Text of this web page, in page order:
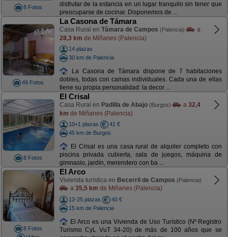
8 Fotos
disfrutar de la estancia en un lugar tranquilo sin tener que
preocuparse de cocinar. Disponemos de ...
49 Fotos
La Casona de Támara
Casa Rural en Támara de Campos (Palencia)
a
28,3 km de Miñanes (Palencia)
14 plazas
30 km de Palencia
La Casona de Támara dispone de 7 habitaciones
dobles, todas con camas individuales. Cada una de ellas
tiene su propia personalidad: la decor ...
8 Fotos
El Crisal
Casa Rural en Padilla de Abajo (Burgos) a 32,4
km de Miñanes (Palencia)
10+1 plazas
41 €
45 km de Burgos
El Crisal es una casa rural de alquiler completo con
piscina privada cubierta, sala de juegos, máquina de
gimnasio, jardín, merendero con ba ...
8 Fotos
El Arco
Vivienda turística en Becerril de Campos (Palencia)
a 35,5 km de Miñanes (Palencia)
12-25 plazas
40 €
15 km de Palencia
El Arco es una Vivienda de Uso Turístico (Nº Registro
Turismo CyL VuT 34-20) de más de 100 años que se